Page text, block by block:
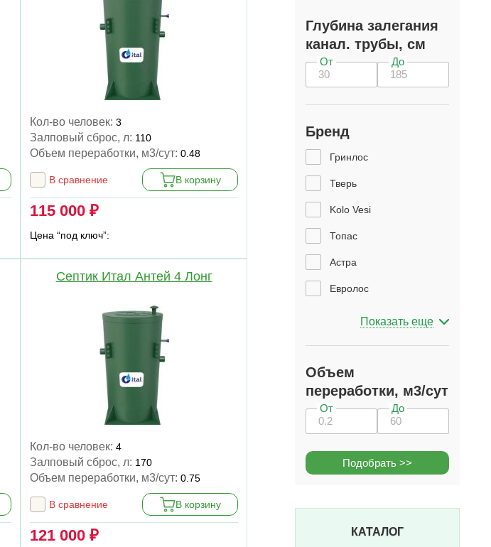
Кол-во человек: 3
Залповый сброс, л: 110
Объем переработки, м3/сут: 0.48
В сравнение В корзину
115 000 ₽
Цена “под ключ”:
Септик Итал Антей 4 Лонг
Кол-во человек: 4
Залповый сброс, л: 170
Объем переработки, м3/сут: 0.75
В сравнение В корзину
121 000 ₽
Глубина залегания
канал. трубы, см
От До
Бренд
Гринлос
Тверь
Kolo Vesi
Топас
Астра
Евролос
Показать еще
Объем
переработки, м3/сут
От До
Подобрать >>
КАТАЛОГ